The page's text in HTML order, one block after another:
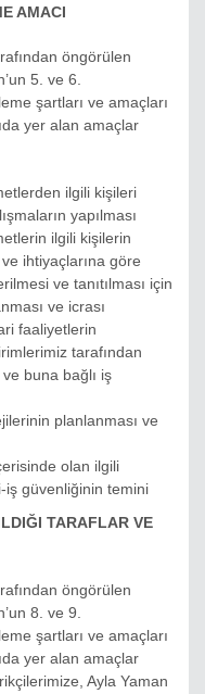
AMACI
öngörülen
5. ve 6.
şartları ve amaçları
yer alan amaçlar
ilgili kişileri
yapılması
ilgili kişilerin
ve ihtiyaçlarına göre
ve tanıtılması için
ve icrası
faaliyetlerin
tarafından
ve buna bağlı iş
planlanması ve
olan ilgili
iş güvenliğinin temini
TARAFLAR VE
öngörülen
8. ve 9.
şartları ve amaçları
yer alan amaçlar
Ayla Yaman